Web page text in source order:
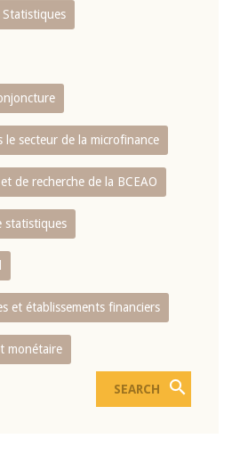
le secteur de la microfinance
de recherche de la BCEAO
statistiques
et établissements financiers
monétaire